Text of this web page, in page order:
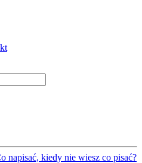
napisać, kiedy nie wiesz co pisać?